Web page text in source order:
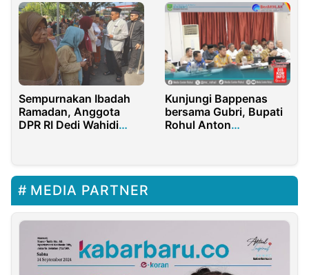
Sempurnakan Ibadah
Ramadan, Anggota
DPR RI Dedi Wahidi
Kunjungi Bappenas
bersama Gubri, Bupati
Rohul Anton
MEDIA PARTNER